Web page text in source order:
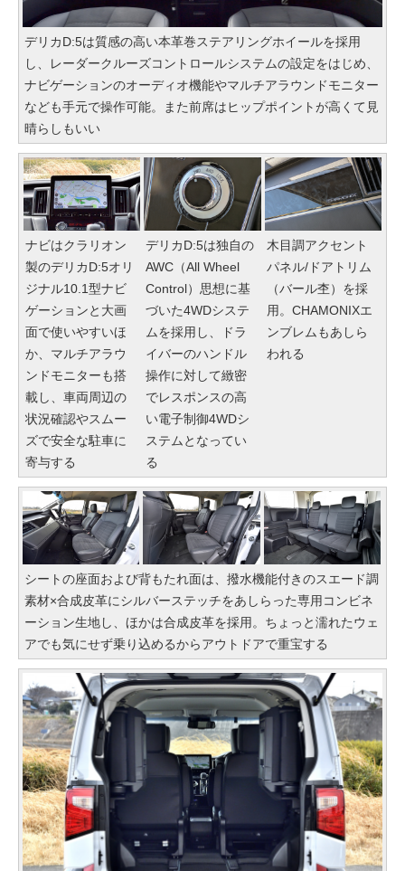
デリカD:5は質感の高い本革巻ステアリングホイールを採用
し、レーダークルーズコントロールシステムの設定をはじめ、
ナビゲーションのオーディオ機能やマルチアラウンドモニター
なども手元で操作可能。また前席はヒップポイントが高くて見
晴らしもいい
ナビはクラリオン
製のデリカD:5オリ
ジナル10.1型ナビ
ゲーションと大画
面で使いやすいほ
か、マルチアラウ
ンドモニターも搭
載し、車両周辺の
状況確認やスムー
ズで安全な駐車に
寄与する
デリカD:5は独自の
AWC（All Wheel
Control）思想に基
づいた4WDシステ
ムを採用し、ドラ
イバーのハンドル
操作に対して緻密
でレスポンスの高
い電子制御4WDシ
ステムとなってい
る
木目調アクセント
パネル/ドアトリム
（バール杢）を採
用。CHAMONIXエ
ンブレムもあしら
われる
シートの座面および背もたれ面は、撥水機能付きのスエード調
素材×合成皮革にシルバーステッチをあしらった専用コンビネ
ーション生地し、ほかは合成皮革を採用。ちょっと濡れたウェ
アでも気にせず乗り込めるからアウトドアで重宝する